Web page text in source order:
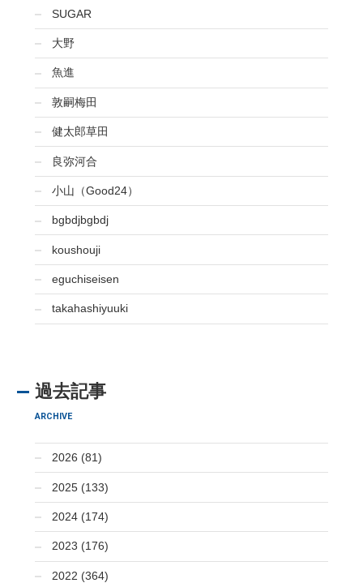
SUGAR
大野
魚進
敦嗣梅田
健太郎草田
良弥河合
小山（Good24）
bgbdjbgbdj
koushouji
eguchiseisen
takahashiyuuki
過去記事
ARCHIVE
2026 (81)
2025 (133)
2024 (174)
2023 (176)
2022 (364)